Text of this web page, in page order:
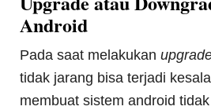
Android
Pada saat melakukan
tidak jarang bisa terjadi
membuat sistem android